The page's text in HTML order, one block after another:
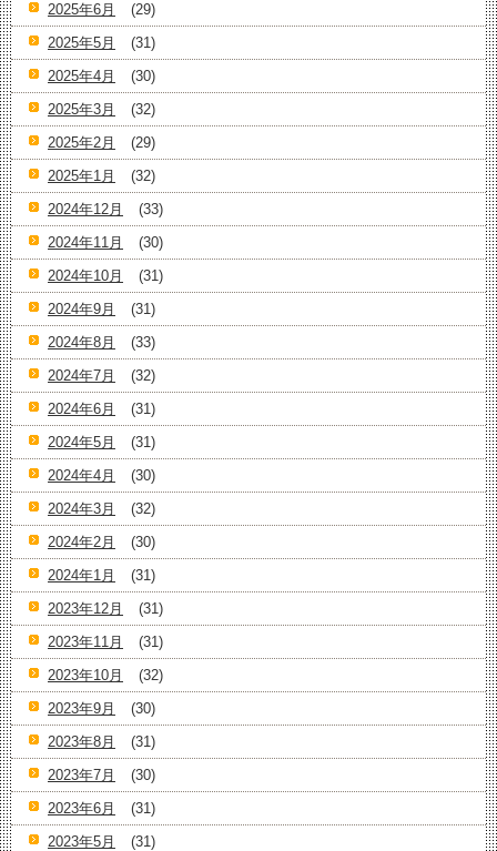
2025年6月
(29)
2025年5月
(31)
2025年4月
(30)
2025年3月
(32)
2025年2月
(29)
2025年1月
(32)
2024年12月
(33)
2024年11月
(30)
2024年10月
(31)
2024年9月
(31)
2024年8月
(33)
2024年7月
(32)
2024年6月
(31)
2024年5月
(31)
2024年4月
(30)
2024年3月
(32)
2024年2月
(30)
2024年1月
(31)
2023年12月
(31)
2023年11月
(31)
2023年10月
(32)
2023年9月
(30)
2023年8月
(31)
2023年7月
(30)
2023年6月
(31)
2023年5月
(31)